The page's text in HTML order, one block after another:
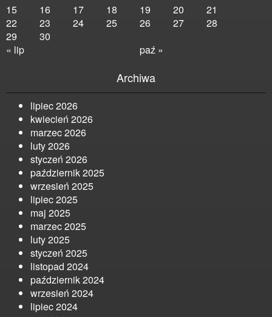
« lip paź »
15
16 17 18 19 20
21
22
23 24 25 26 27
28
29
30
Archiwa
lipiec 2026
kwiecień 2026
marzec 2026
luty 2026
styczeń 2026
październik 2025
wrzesień 2025
lipiec 2025
maj 2025
marzec 2025
luty 2025
styczeń 2025
listopad 2024
październik 2024
wrzesień 2024
lipiec 2024